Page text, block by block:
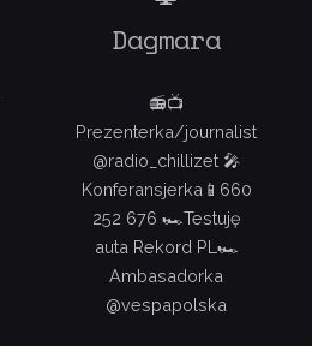
Dagmara
📻📺
Prezenterka/journalist
@radio_chillizet 🎤
Konferansjerka📱660
252 676 🏎Testuję
auta Rekord PL🏎
Ambasadorka
@vespapolska